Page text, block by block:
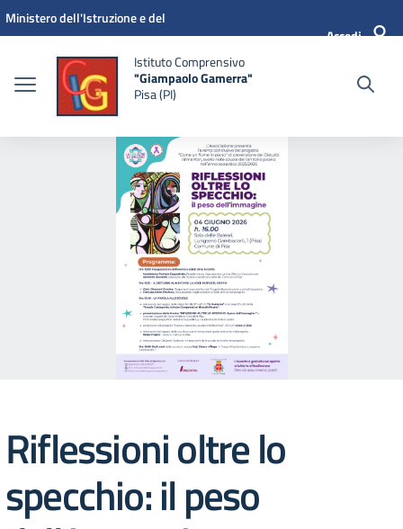
Vai ai contenuti
Vai al menu di navigazione
Vai al footer
Ministero dell'Istruzione e del
Accedi
Istituto Comprensivo
"Giampaolo Gamerra"
Pisa (PI)
Riflessioni oltre lo
specchio: il peso